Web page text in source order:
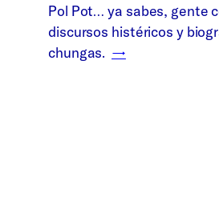
Pol Pot… ya sabes, gente
discursos histéricos y
chungas. →